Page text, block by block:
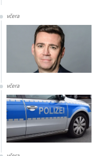
včera
včera